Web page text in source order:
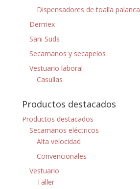
Dispensadores de toalla palanca
Dermex
Sani Suds
Secamanos y secapelos
Vestuario laboral
Casullas
Productos destacados
Productos destacados
Secamanos eléctricos
Alta velocidad
Convencionales
Vestuario
Taller